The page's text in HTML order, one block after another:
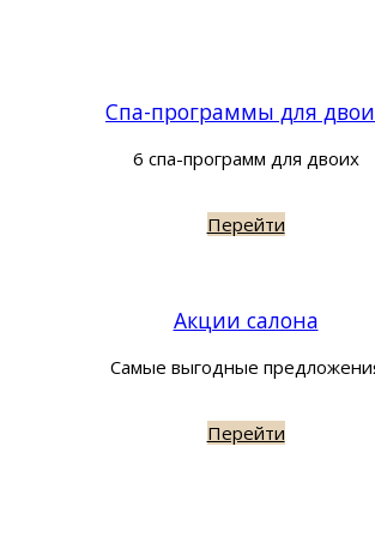
Спа-программы для
6 спа-программ для двоих
Перейти
Акции салона
Самые выгодные
Перейти